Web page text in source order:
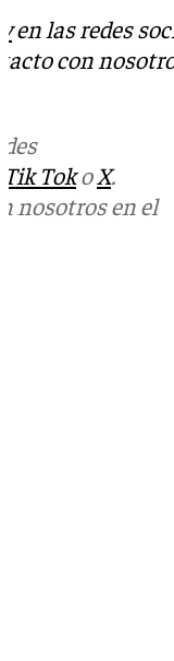
en las redes
con
Tik TokoX.
nosotros en el